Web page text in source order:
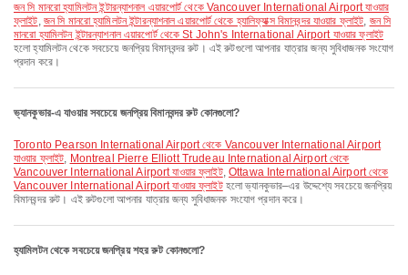
জন সি মানরো হ্যামিলটন ইন্টারন্যাশনাল এয়ারপোর্ট থেকে Vancouver International Airport যাওয়ার
ফ্লাইট, জন সি মানরো হ্যামিলটন ইন্টারন্যাশনাল এয়ারপোর্ট থেকে হ্যালিফ্যাক্স বিমানবন্দর যাওয়ার ফ্লাইট, জন সি
মানরো হ্যামিলটন ইন্টারন্যাশনাল এয়ারপোর্ট থেকে St John's International Airport যাওয়ার ফ্লাইট
হলো হ্যামিলটন থেকে সবচেয়ে জনপ্রিয় বিমানবন্দর রুট। এই রুটগুলো আপনার যাত্রার জন্য সুবিধাজনক সংযোগ
প্রদান করে।
ভ্যানকুভার-এ যাওয়ার সবচেয়ে জনপ্রিয় বিমানবন্দর রুট কোনগুলো?
Toronto Pearson International Airport থেকে Vancouver International Airport
যাওয়ার ফ্লাইট, Montreal Pierre Elliott Trudeau International Airport থেকে
Vancouver International Airport যাওয়ার ফ্লাইট,Ottawa International Airport থেকে
Vancouver International Airport যাওয়ার ফ্লাইটহলো ভ্যানকুভার–এর উদ্দেশ্যে সবচেয়ে জনপ্রিয়
বিমানবন্দর রুট। এই রুটগুলো আপনার যাত্রার জন্য সুবিধাজনক সংযোগ প্রদান করে।
হ্যামিলটন থেকে সবচেয়ে জনপ্রিয় শহর রুট কোনগুলো?